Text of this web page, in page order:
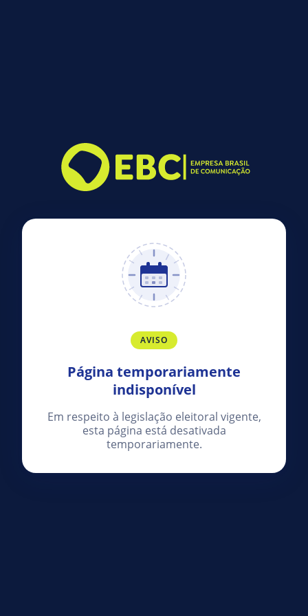
AVISO
Página temporariamente
indisponível
Em respeito à legislação eleitoral vigente,
esta página está desativada
temporariamente.